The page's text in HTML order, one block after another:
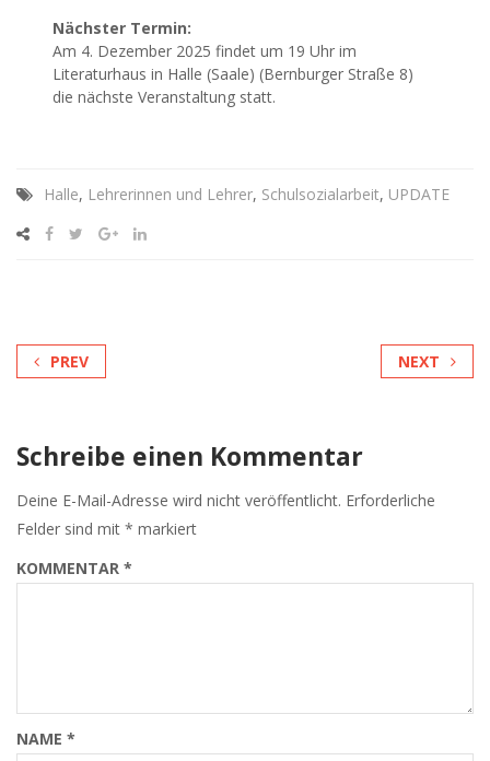
Nächster Termin:
Am 4. Dezember 2025 findet um 19 Uhr im
Literaturhaus in Halle (Saale) (Bernburger Straße 8)
die nächste Veranstaltung statt.
Halle, Lehrerinnen und Lehrer, Schulsozialarbeit, UPDATE
PREV NEXT
Schreibe einen Kommentar
Deine E-Mail-Adresse wird nicht veröffentlicht. Erforderliche
Felder sind mit * markiert
KOMMENTAR *
NAME *